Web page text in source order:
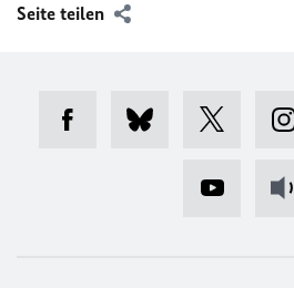
Seite teilen